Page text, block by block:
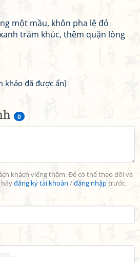
0
khách viếng thăm. Để có thể theo dõi và
đăng ký tài khoản /đăng nhậptrước.
một mầu, khôn pha lệ đỏ
trăm khúc, thêm quặn lòng
khảo đã được ẩn]